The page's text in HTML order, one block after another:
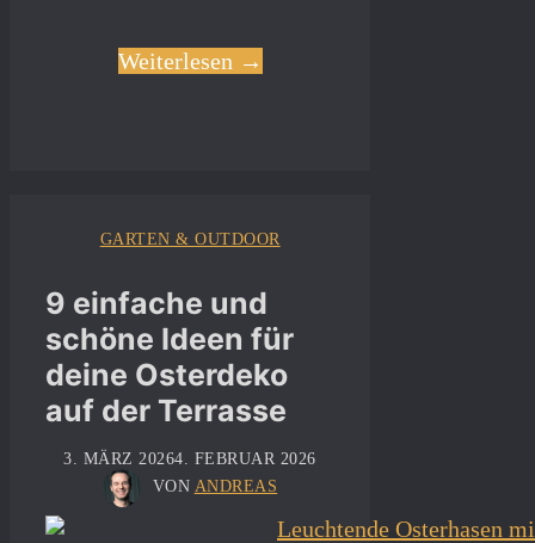
Weiterlesen →
GARTEN & OUTDOOR
9 einfache und
schöne Ideen für
deine Osterdeko
auf der Terrasse
3. MÄRZ 20264. FEBRUAR 2026
VON ANDREAS